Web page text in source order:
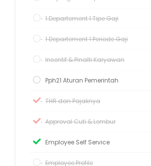
1 Departement 1 Tipe Gaji
1 Departement 1 Periode Gaji
Insentif & Pinalti Karyawan
Pph21 Aturan Pemerintah
THR dan Pajaknya
Approval Cuti & Lembur
Employee Self Service
Employee Profile